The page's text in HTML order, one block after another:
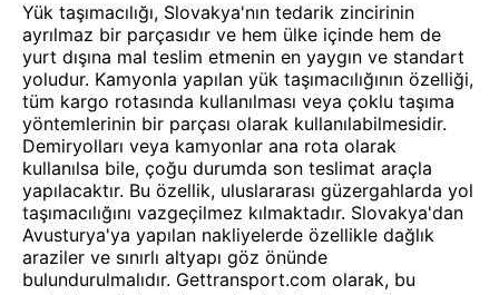
Yük taşımacılığı, Slovakya'nın tedarik zincirinin
ayrılmaz bir parçasıdır ve hem ülke içinde hem de
yurt dışına mal teslim etmenin en yaygın ve standart
yoludur. Kamyonla yapılan yük taşımacılığının özelliği,
tüm kargo rotasında kullanılması veya çoklu taşıma
yöntemlerinin bir parçası olarak kullanılabilmesidir.
Demiryolları veya kamyonlar ana rota olarak
kullanılsa bile, çoğu durumda son teslimat araçla
yapılacaktır. Bu özellik, uluslararası güzergahlarda yol
taşımacılığını vazgeçilmez kılmaktadır. Slovakya'dan
Avusturya'ya yapılan nakliyelerde özellikle dağlık
araziler ve sınırlı altyapı göz önünde
bulundurulmalıdır. Gettransport.com olarak, bu